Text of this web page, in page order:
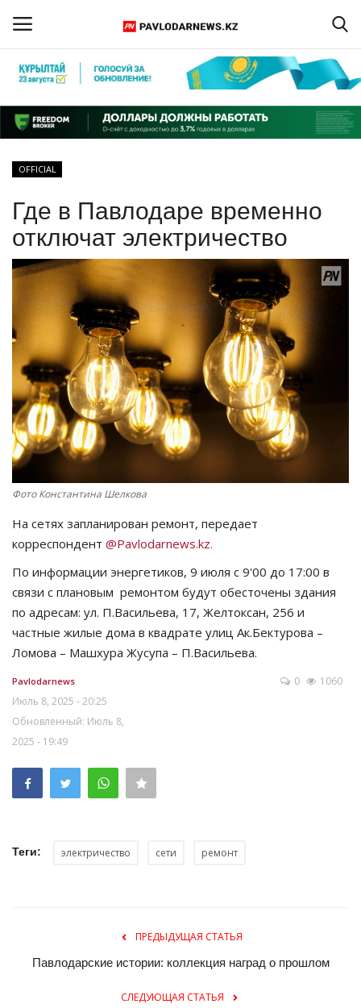
Регистрация
Главная
ПАВЛОДАРСКАЯ ОБЛАСТЬ
КАЗАХСТАН
МИР
СПЕЦПРОЕКТЫ
СПОРТ
Чек-лист
РАЗВЛЕЧЕНИЯ
Курултай
Язык
OFFICIAL
Где в Павлодаре временно
отключат электричество
Фото Константина Шелкова
На сетях запланирован ремонт, передает
корреспондент @Pavlodarnews.kz.
По информации энергетиков, 9 июля с 9'00 до 17:00 в
связи с плановым ремонтом будут обесточены здания
по адресам: ул. П.Васильева, 17, Желтоксан, 256 и
частные жилые дома в квадрате улиц Ак.Бектурова –
Ломова – Машхура Жусупа – П.Васильева.
Pavlodarnews
Июль 8, 2025 - 20:25
Обновленный: Июль 8,
2025 - 19:49
0 1060
Теги: электричество сети ремонт
ПРЕДЫДУЩАЯ СТАТЬЯ
Павлодарские истории: коллекция наград о прошлом
СЛЕДУЮЩАЯ СТАТЬЯ